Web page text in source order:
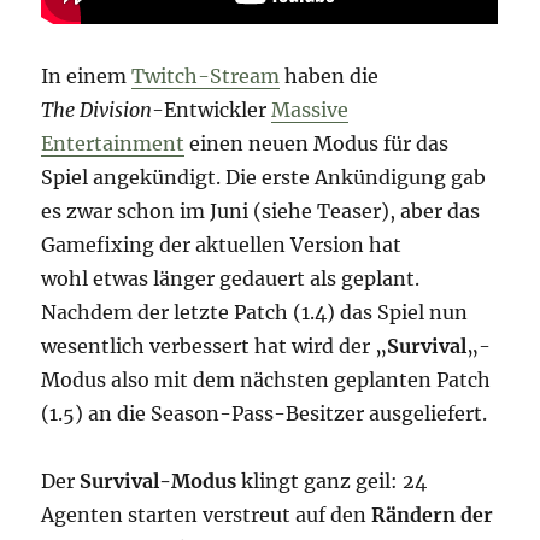
In einemTwitch-Stream haben die
The Division-Entwickler Massive
Entertainment einen neuen Modus für das
Spiel angekündigt. Die erste Ankündigung gab
es zwar schon im Juni (siehe Teaser), aber das
Gamefixing der aktuellen Version hat
wohl etwas länger gedauert als geplant.
Nachdem der letzte Patch (1.4) das Spiel nun
wesentlich verbessert hat wird der „Survival„-
Modus also mit dem nächsten geplanten Patch
(1.5) an die Season-Pass-Besitzer ausgeliefert.
Der Survival-Modus klingt ganz geil: 24
Agenten starten verstreut auf denRändern der